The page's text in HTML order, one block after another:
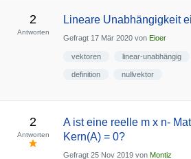
2
Antworten
Lineare Unabhängigkeit
Gefragt 17 Mär 2020 von Eioer
vektoren linear-unabhängig
definition nullvektor
2
Antworten
A ist eine reelle m x n-
Kern(A) = 0?
Gefragt 25 Nov 2019 von Montiz